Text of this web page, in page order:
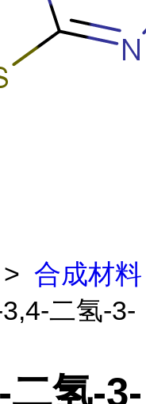
> 合成材料
二氢-3-
二氢-3-